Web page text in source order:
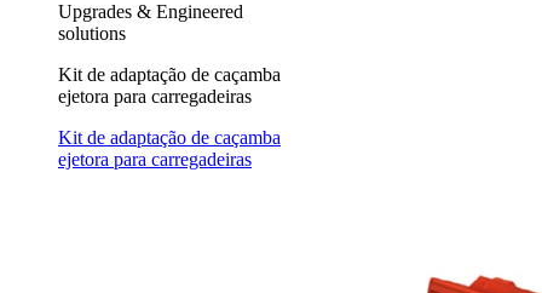
Upgrades & Engineered
solutions
Kit de adaptação de caçamba
ejetora para carregadeiras
Kit de adaptação de caçamba
ejetora para carregadeiras